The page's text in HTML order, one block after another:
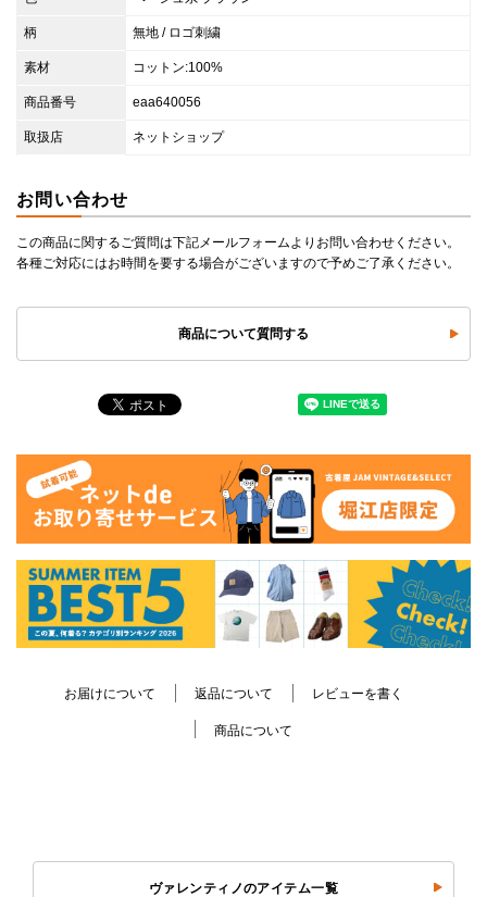
柄 無地 / ロゴ刺繍
素材 コットン:100%
商品番号 eaa640056
取扱店 ネットショップ
お問い合わせ
この商品に関するご質問は下記メールフォームよりお問い合わせください。
各種ご対応にはお時間を要する場合がございますので予めご了承ください。
商品について質問する
お届けについて 返品について レビューを書く
商品について
ヴァレンティノのアイテム一覧